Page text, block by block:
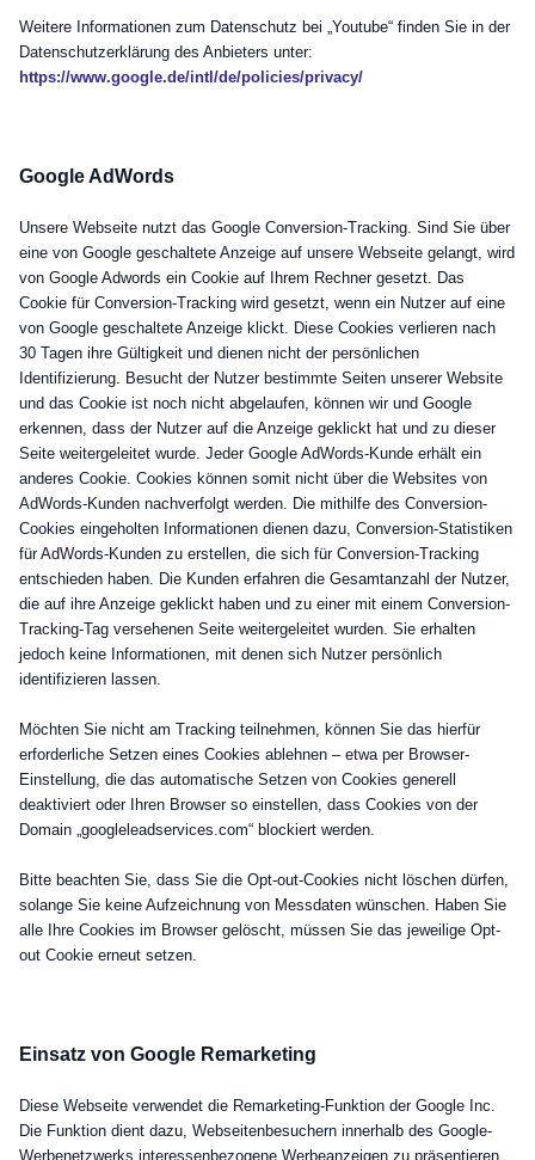
Weitere Informationen zum Datenschutz bei „Youtube“ finden Sie in der
Datenschutzerklärung des Anbieters unter:
https://www.google.de/intl/de/policies/privacy/
Google AdWords
Unsere Webseite nutzt das Google Conversion-Tracking. Sind Sie über
eine von Google geschaltete Anzeige auf unsere Webseite gelangt, wird
von Google Adwords ein Cookie auf Ihrem Rechner gesetzt. Das
Cookie für Conversion-Tracking wird gesetzt, wenn ein Nutzer auf eine
von Google geschaltete Anzeige klickt. Diese Cookies verlieren nach
30 Tagen ihre Gültigkeit und dienen nicht der persönlichen
Identifizierung. Besucht der Nutzer bestimmte Seiten unserer Website
und das Cookie ist noch nicht abgelaufen, können wir und Google
erkennen, dass der Nutzer auf die Anzeige geklickt hat und zu dieser
Seite weitergeleitet wurde. Jeder Google AdWords-Kunde erhält ein
anderes Cookie. Cookies können somit nicht über die Websites von
AdWords-Kunden nachverfolgt werden. Die mithilfe des Conversion-
Cookies eingeholten Informationen dienen dazu, Conversion-Statistiken
für AdWords-Kunden zu erstellen, die sich für Conversion-Tracking
entschieden haben. Die Kunden erfahren die Gesamtanzahl der Nutzer,
die auf ihre Anzeige geklickt haben und zu einer mit einem Conversion-
Tracking-Tag versehenen Seite weitergeleitet wurden. Sie erhalten
jedoch keine Informationen, mit denen sich Nutzer persönlich
identifizieren lassen.
Möchten Sie nicht am Tracking teilnehmen, können Sie das hierfür
erforderliche Setzen eines Cookies ablehnen – etwa per Browser-
Einstellung, die das automatische Setzen von Cookies generell
deaktiviert oder Ihren Browser so einstellen, dass Cookies von der
Domain „googleleadservices.com“ blockiert werden.
Bitte beachten Sie, dass Sie die Opt-out-Cookies nicht löschen dürfen,
solange Sie keine Aufzeichnung von Messdaten wünschen. Haben Sie
alle Ihre Cookies im Browser gelöscht, müssen Sie das jeweilige Opt-
out Cookie erneut setzen.
Einsatz von Google Remarketing
Diese Webseite verwendet die Remarketing-Funktion der Google Inc.
Die Funktion dient dazu, Webseitenbesuchern innerhalb des Google-
Werbenetzwerks interessenbezogene Werbeanzeigen zu präsentieren.